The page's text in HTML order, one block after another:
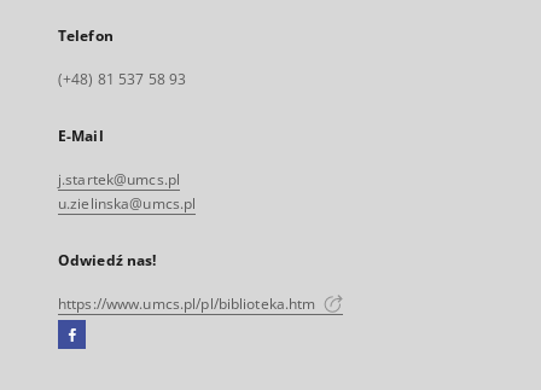
Telefon
(+48) 81 537 58 93
E-Mail
j.startek@umcs.pl
u.zielinska@umcs.pl
Odwiedź nas!
https://www.umcs.pl/pl/biblioteka.htm
Facebook